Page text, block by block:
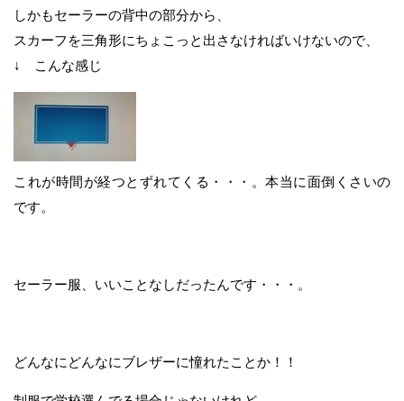
しかもセーラーの背中の部分から、
スカーフを三角形にちょこっと出さなければいけないので、
↓ こんな感じ
これが時間が経つとずれてくる・・・。本当に面倒くさいの
です。
セーラー服、いいことなしだったんです・・・。
どんなにどんなにブレザーに憧れたことか！！